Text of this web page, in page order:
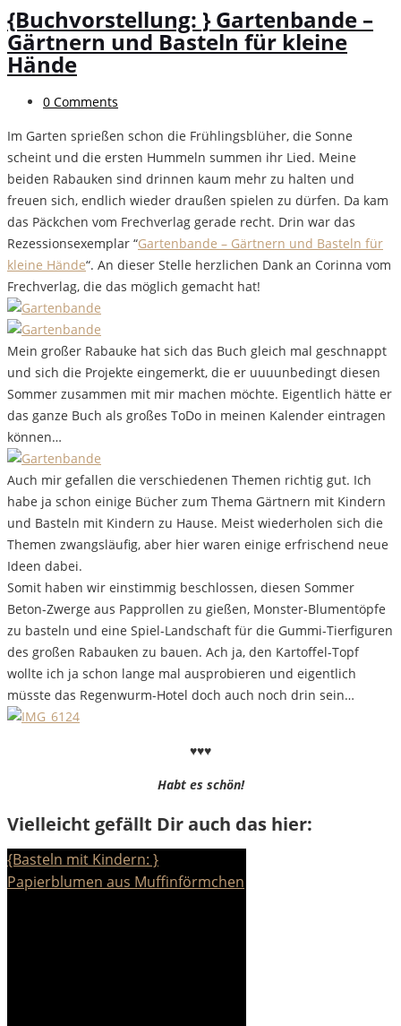
{Buchvorstellung: } Gartenbande –
Gärtnern und Basteln für kleine
Hände
0 Comments
Im Garten sprießen schon die Frühlingsblüher, die Sonne
scheint und die ersten Hummeln summen ihr Lied. Meine
beiden Rabauken sind drinnen kaum mehr zu halten und
freuen sich, endlich wieder draußen spielen zu dürfen. Da kam
das Päckchen vom Frechverlag gerade recht. Drin war das
Rezessionsexemplar “Gartenbande – Gärtnern und Basteln für
kleine Hände“. An dieser Stelle herzlichen Dank an Corinna vom
Frechverlag, die das möglich gemacht hat!
Mein großer Rabauke hat sich das Buch gleich mal geschnappt
und sich die Projekte eingemerkt, die er uuuunbedingt diesen
Sommer zusammen mit mir machen möchte. Eigentlich hätte er
das ganze Buch als großes ToDo in meinen Kalender eintragen
können…
Auch mir gefallen die verschiedenen Themen richtig gut. Ich
habe ja schon einige Bücher zum Thema Gärtnern mit Kindern
und Basteln mit Kindern zu Hause. Meist wiederholen sich die
Themen zwangsläufig, aber hier waren einige erfrischend neue
Ideen dabei.
Somit haben wir einstimmig beschlossen, diesen Sommer
Beton-Zwerge aus Papprollen zu gießen, Monster-Blumentöpfe
zu basteln und eine Spiel-Landschaft für die Gummi-Tierfiguren
des großen Rabauken zu bauen. Ach ja, den Kartoffel-Topf
wollte ich ja schon lange mal ausprobieren und eigentlich
müsste das Regenwurm-Hotel doch auch noch drin sein…
♥♥♥
Habt es schön!
Vielleicht gefällt Dir auch das hier:
{Basteln mit Kindern: }
Papierblumen aus Muffinförmchen